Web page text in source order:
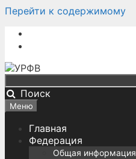
Перейти к содержимому
Поиск
Меню
Главная
Федерация
Общая информация